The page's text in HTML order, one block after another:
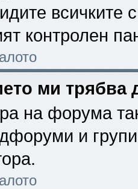
всичките
контролен
ми трябва
на форума
и